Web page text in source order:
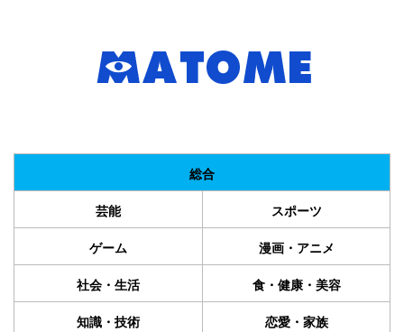
総合
芸能 スポーツ
ゲーム 漫画・アニメ
社会・生活 食・健康・美容
知識・技術 恋愛・家族